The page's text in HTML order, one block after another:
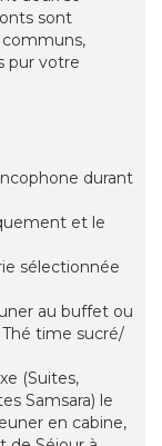
sont
communs,
pur votre
durant
et le
sélectionnée
au buffet ou
time sucré/
(Suites,
Samsara) le
en cabine,